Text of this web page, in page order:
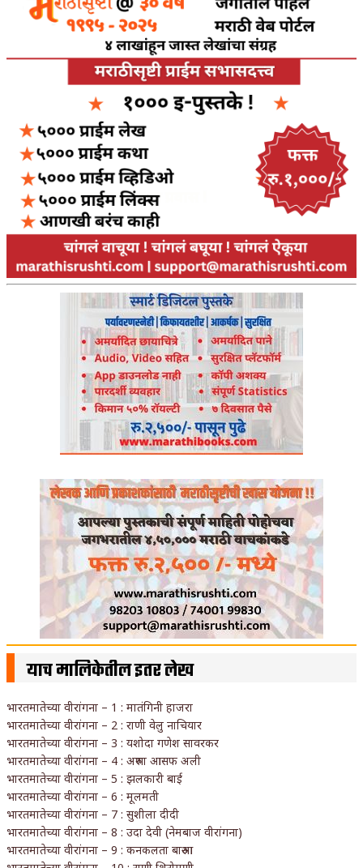
याच मालिकेतील इतर लेख
भारतमातेच्या वीरांगना – 1 : मातंगिनी हाजरा
भारतमातेच्या वीरांगना – 2 : राणी वेलु नाचियार
भारतमातेच्या वीरांगना – 3 : यशोदा गणेश सावरकर
भारतमातेच्या वीरांगना – 4 : अरुणा आसफ अली
भारतमातेच्या वीरांगना – 5 : झलकारी बाई
भारतमातेच्या वीरांगना – 6 : मूलमती
भारतमातेच्या वीरांगना – 7 : सुशीला दीदी
भारतमातेच्या वीरांगना – 8 : उदा देवी (नेमबाज वीरांगना)
भारतमातेच्या वीरांगना – 9 : कनकलता बारुआ